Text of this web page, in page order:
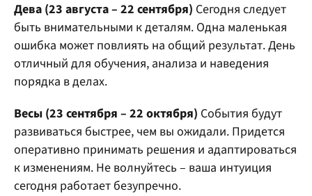
Дева (23 августа – 22 сентября) Сегодня следует
быть внимательными к деталям. Одна маленькая
ошибка может повлиять на общий результат. День
отличный для обучения, анализа и наведения
порядка в делах.
Весы (23 сентября – 22 октября) События будут
развиваться быстрее, чем вы ожидали. Придется
оперативно принимать решения и адаптироваться
к изменениям. Не волнуйтесь – ваша интуиция
сегодня работает безупречно.